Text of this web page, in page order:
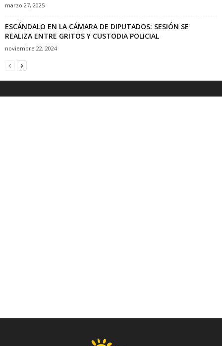
marzo 27, 2025
ESCÁNDALO EN LA CÁMARA DE DIPUTADOS: SESIÓN SE
REALIZA ENTRE GRITOS Y CUSTODIA POLICIAL
noviembre 22, 2024